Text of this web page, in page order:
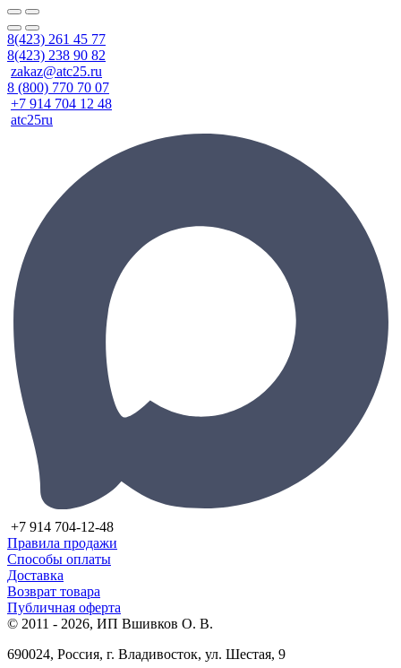
8(423) 261 45 77
8(423) 238 90 82
zakaz@atc25.ru
8 (800) 770 70 07
+7 914 704 12 48
atc25ru
+7 914 704-12-48
Правила продажи
Способы оплаты
Доставка
Возврат товара
Публичная оферта
© 2011 - 2026, ИП Вшивков О. В.
690024, Россия, г. Владивосток, ул. Шестая, 9